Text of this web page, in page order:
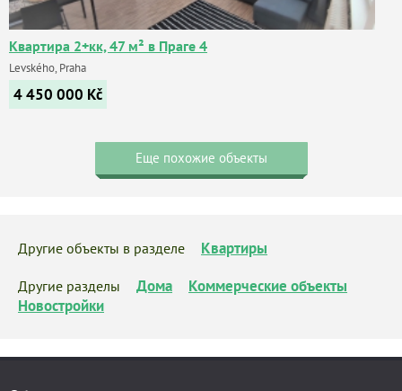
Квартира 2+кк, 47 м² в Праге 4
Levského, Praha
4 450 000 Kč
Еще похожие объекты
Другие объекты в разделе Квартиры
Другие разделы Дома
Коммерческие объекты
Новостройки